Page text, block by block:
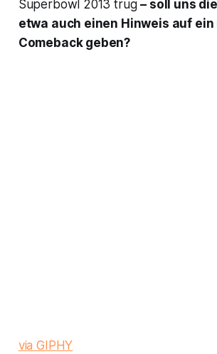
Superbowl 2013 trug– soll uns
etwa auch einen Hinweis auf
Comeback geben?
via GIPHY